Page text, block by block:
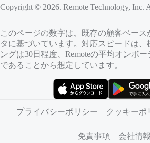
Copyright © 2026. Remote Technology, Inc.
このページの数字は、既存の顧客ベー
タに基づいています。対応スピードは、
ングは30日程度、Remoteの平均オンボ
であることから想定しています。
プライバシーポリシー
クッキーポ
免責事項 会社情報